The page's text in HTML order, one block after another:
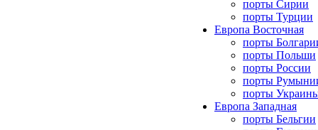
порты Сирии
порты Турции
Европа Восточная
порты
порты Польши
порты России
порты
порты
Европа Западная
порты Бельгии